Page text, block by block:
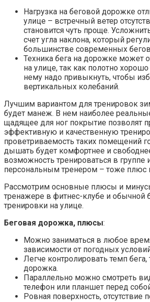
Нагрузка на беговой дорожке
улице – встречный ветер
становится чуть проще.
счет угла наклона, который
большинстве современных
Техника бега на дорожке может
на улице, так как полотно
нему надо привыкнуть, чтобы
вертикальных колебаний.
Лучшим вариантом для тренировок
будет манеж. В нем наиболее
щадящее для ног покрытие позволят
эффективную и качественную
проветриваемость таких помещений
дышать будет комфортнее и
возможность тренироваться в группе
персональным тренером – тоже плюс
Рассмотрим основные плюсы и
тренажере в фитнес-клубе и обычной
тренировки на улице.
Беговая дорожка, плюсы:
Можно заниматься в любое
зависимости от погодных
Легче контролировать темп бега,
дорожка.
Параллельно можно смотреть
телефон или планшет перед
Ровная поверхность, отсутствие